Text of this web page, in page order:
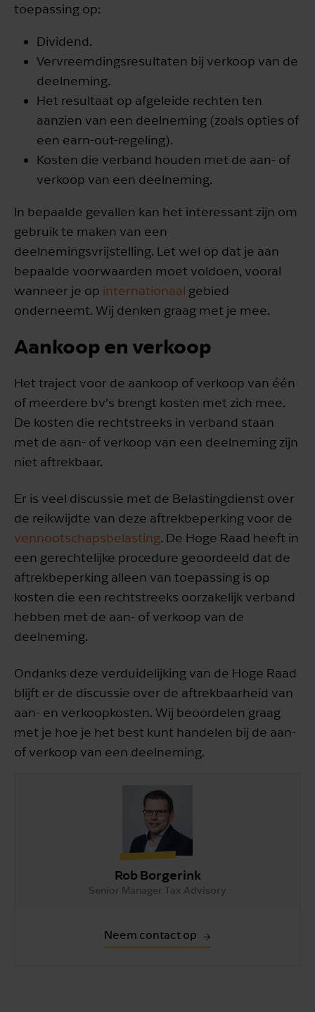
toepassing op:
Dividend.
Vervreemdingsresultaten bij verkoop van de
deelneming.
Het resultaat op afgeleide rechten ten
aanzien van een deelneming (zoals opties of
een earn-out-regeling).
Kosten die verband houden met de aan- of
verkoop van een deelneming.
In bepaalde gevallen kan het interessant zijn om
gebruik te maken van een
deelnemingsvrijstelling. Let wel op dat je aan
bepaalde voorwaarden moet voldoen, vooral
wanneer je op internationaal gebied
onderneemt. Wij denken graag met je mee.
Aankoop en verkoop
Het traject voor de aankoop of verkoop van één
of meerdere bv’s brengt kosten met zich mee.
De kosten die rechtstreeks in verband staan
met de aan- of verkoop van een deelneming zijn
niet aftrekbaar.
Er is veel discussie met de Belastingdienst over
de reikwijdte van deze aftrekbeperking voor de
vennootschapsbelasting. De Hoge Raad heeft in
een gerechtelijke procedure geoordeeld dat de
aftrekbeperking alleen van toepassing is op
kosten die een rechtstreeks oorzakelijk verband
hebben met de aan- of verkoop van de
deelneming.
Ondanks deze verduidelijking van de Hoge Raad
blijft er de discussie over de aftrekbaarheid van
aan- en verkoopkosten. Wij beoordelen graag
met je hoe je het best kunt handelen bij de aan-
of verkoop van een deelneming.
Rob Borgerink
Senior Manager Tax Advisory
Neem contact op